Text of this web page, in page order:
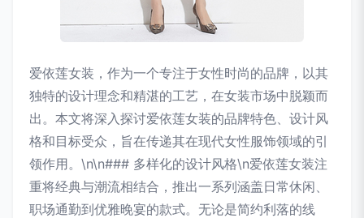
爱依莲女装，作为一个专注于女性时尚的品牌，以其
独特的设计理念和精湛的工艺，在女装市场中脱颖而
出。本文将深入探讨爱依莲女装的品牌特色、设计风
格和目标受众，旨在传递其在现代女性服饰领域的引
领作用。\n\n### 多样化的设计风格\n爱依莲女装注
重将经典与潮流相结合，推出一系列涵盖日常休闲、
职场通勤到优雅晚宴的款式。无论是简约利落的线